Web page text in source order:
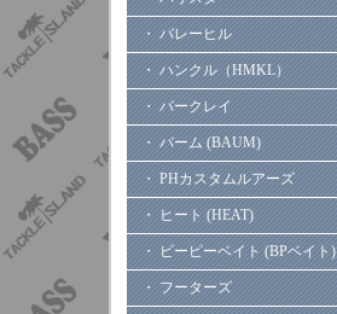
・ バレーヒル
・ ハンクル（HMKL）
・ バークレイ
・ バーム (BAUM)
・ PHカスタムルアーズ
・ ヒート (HEAT)
・ ビーピーベイト (BPベイト)
・ フーターズ